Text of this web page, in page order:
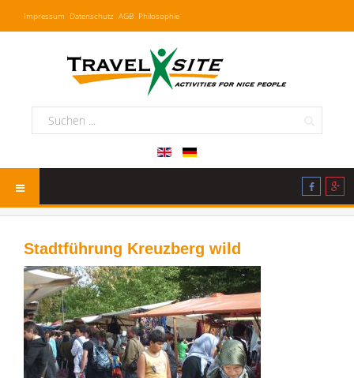
Impressum Datenschutz AGB Philosophie
Stadtführung Kreuzberg wild